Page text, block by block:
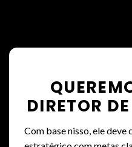
DIRETOR
Com base nisso, ele